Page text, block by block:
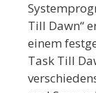
Till Dawn“
einem
Task Till